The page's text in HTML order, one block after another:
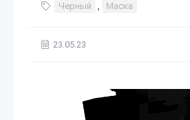
Черный , Маска
23.05.23